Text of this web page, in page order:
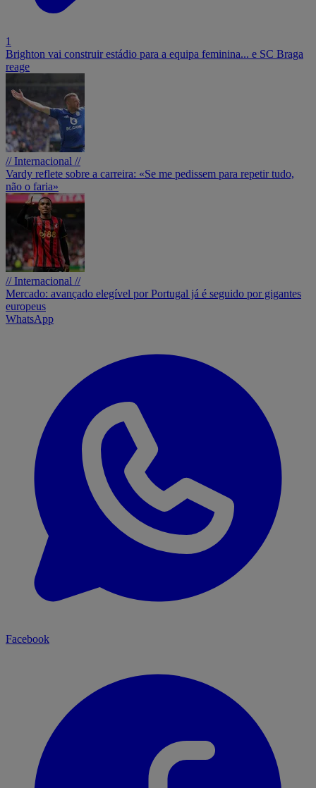
1
Brighton vai construir estádio para a equipa feminina... e SC Braga
reage
// Internacional //
Vardy reflete sobre a carreira: «Se me pedissem para repetir tudo,
não o faria»
// Internacional //
Mercado: avançado elegível por Portugal já é seguido por gigantes
europeus
WhatsApp
Facebook